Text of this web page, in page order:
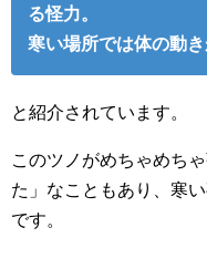
る怪力。
寒い場所では体の動き
と紹介されています。
このツノがめちゃめち
た」なこともあり、寒
です。